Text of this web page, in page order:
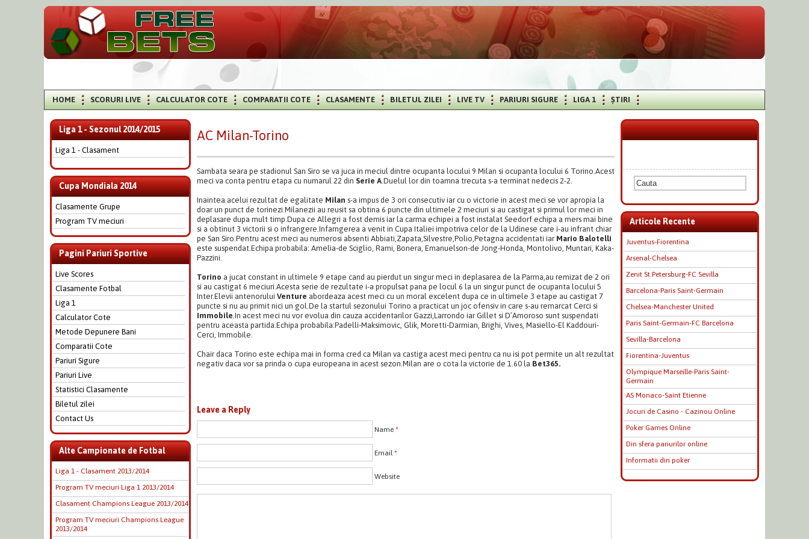
HOME SCORURI LIVE CALCULATOR COTE COMPARATII COTE CLASAMENTE BILETUL ZILEI LIVE TV PARIURI SIGURE LIGA 1 ȘTIRI
Liga 1 - Sezonul 2014/2015
Liga 1 - Clasament
Cupa Mondiala 2014
Clasamente Grupe
Program TV meciuri
Pagini Pariuri Sportive
Live Scores
Clasamente Fotbal
Liga 1
Calculator Cote
Metode Depunere Bani
Comparatii Cote
Pariuri Sigure
Pariuri Live
Statistici Clasamente
Biletul zilei
Contact Us
Alte Campionate de Fotbal
Liga 1 - Clasament 2013/2014
Program TV meciuri Liga 1 2013/2014
Clasament Champions League 2013/2014
Program TV meciuri Champions League
2013/2014
AC Milan-Torino
Sambata seara pe stadionul San Siro se va juca in meciul dintre ocupanta locului 9 Milan si ocupanta locului 6 Torino.Acest
meci va conta pentru etapa cu numarul 22 din Serie A.Duelul lor din toamna trecuta s-a terminat nedecis 2-2.
Inaintea acelui rezultat de egalitate Milan s-a impus de 3 ori consecutiv iar cu o victorie in acest meci se vor apropia la
doar un punct de torinezi.Milanezii au reusit sa obtina 6 puncte din ultimele 2 meciuri si au castigat si primul lor meci in
deplasare dupa mult timp.Dupa ce Allegri a fost demis iar la carma echipei a fost instalat Seedorf echipa a mers mai bine
si a obtinut 3 victorii si o infrangere.Infarngerea a venit in Cupa Italiei impotriva celor de la Udinese care i-au infrant chiar
pe San Siro.Pentru acest meci au numerosi absenti Abbiati,Zapata,Silvestre,Polio,Petagna accidentati iar Mario Balotelli
este suspendat.Echipa probabila: Amelia-de Sciglio, Rami, Bonera, Emanuelson-de Jong-Honda, Montolivo, Muntari, Kaka-
Pazzini.
Torino a jucat constant in ultimele 9 etape cand au pierdut un singur meci in deplasarea de la Parma,au remizat de 2 ori
si au castigat 6 meciuri.Acesta serie de rezultate i-a propulsat pana pe locul 6 la un singur punct de ocupanta locului 5
Inter.Elevii antenorului Venture abordeaza acest meci cu un moral excelent dupa ce in ultimele 3 etape au castigat 7
puncte si nu au primit nici un gol.De la startul sezonului Torino a practicat un joc ofensiv in care s-au remarcat Cerci si
Immobile.In acest meci nu vor evolua din cauza accidentarilor Gazzi,Larrondo iar Gillet si D’Amoroso sunt suspendati
pentru aceasta partida.Echipa probabila:Padelli-Maksimovic, Glik, Moretti-Darmian, Brighi, Vives, Masiello-El Kaddouri-
Cerci, Immobile.
Chair daca Torino este echipa mai in forma cred ca Milan va castiga acest meci pentru ca nu isi pot permite un alt rezultat
negativ daca vor sa prinda o cupa europeana in acest sezon.Milan are o cota la victorie de 1.60 la Bet365.
Leave a Reply
Name *
Email*
Website
Articole Recente
Juventus-Fiorentina
Arsenal-Chelsea
Zenit St.Petersburg-FC Sevilla
Barcelona-Paris Saint-Germain
Chelsea-Manchester United
Paris Saint-Germain-FC Barcelona
Sevilla-Barcelona
Fiorentina-Juventus
Olympique Marseille-Paris Saint-
Germain
AS Monaco-Saint Etienne
Jocuri de Casino - Cazinou Online
Poker Games Online
Din sfera pariurilor online
Informatii din poker